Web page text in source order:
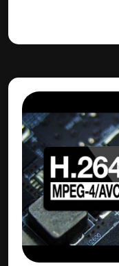
نوشته شده است.